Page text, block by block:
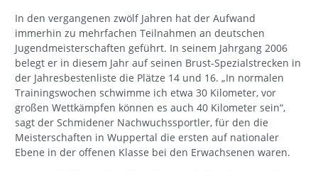
In den vergangenen zwölf Jahren hat der Aufwand
immerhin zu mehrfachen Teilnahmen an deutschen
Jugendmeisterschaften geführt. In seinem Jahrgang 2006
belegt er in diesem Jahr auf seinen Brust-Spezialstrecken in
der Jahresbestenliste die Plätze 14 und 16. „In normalen
Trainingswochen schwimme ich etwa 30 Kilometer, vor
großen Wettkämpfen können es auch 40 Kilometer sein“,
sagt der Schmidener Nachwuchssportler, für den die
Meisterschaften in Wuppertal die ersten auf nationaler
Ebene in der offenen Klasse bei den Erwachsenen waren.